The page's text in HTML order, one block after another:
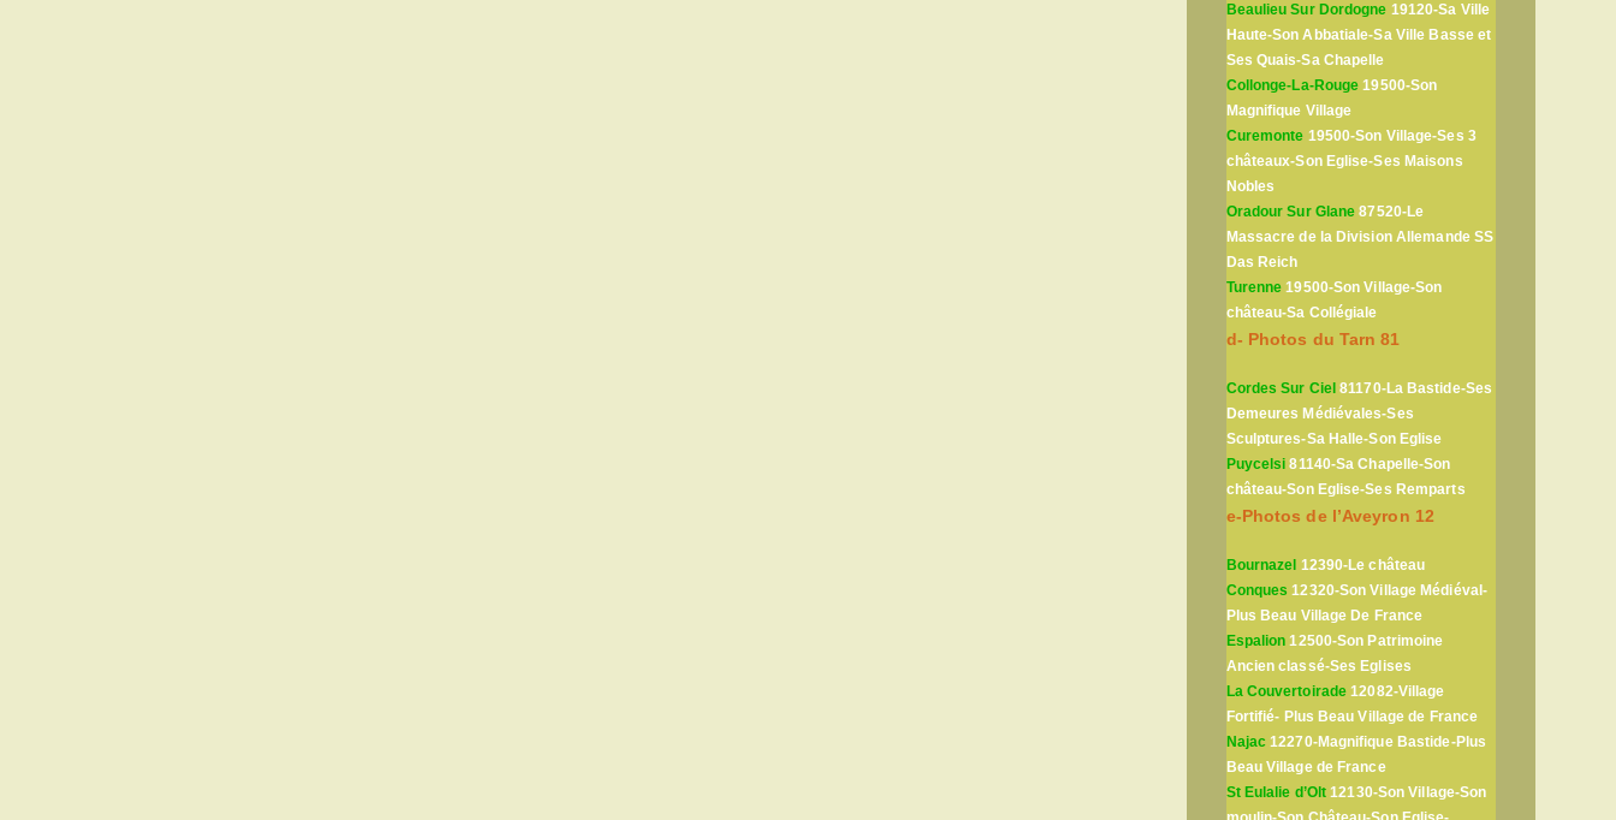
Beaulieu Sur Dordogne 19120-Sa Ville
Haute-Son Abbatiale-Sa Ville Basse et
Ses Quais-Sa Chapelle
Collonge-La-Rouge 19500-Son
Magnifique Village
Curemonte 19500-Son Village-Ses 3
châteaux-Son Eglise-Ses Maisons
Nobles
Oradour Sur Glane 87520-Le
Massacre de la Division Allemande SS
Das Reich
Turenne 19500-Son Village-Son
château-Sa Collégiale
d- Photos du Tarn 81
Cordes Sur Ciel 81170-La Bastide-Ses
Demeures Médiévales-Ses
Sculptures-Sa Halle-Son Eglise
Puycelsi 81140-Sa Chapelle-Son
château-Son Eglise-Ses Remparts
e-Photos de l’Aveyron 12
Bournazel 12390-Le château
Conques 12320-Son Village Médiéval-
Plus Beau Village De France
Espalion 12500-Son Patrimoine
Ancien classé-Ses Eglises
La Couvertoirade 12082-Village
Fortifié- Plus Beau Village de France
Najac 12270-Magnifique Bastide-Plus
Beau Village de France
St Eulalie d’Olt 12130-Son Village-Son